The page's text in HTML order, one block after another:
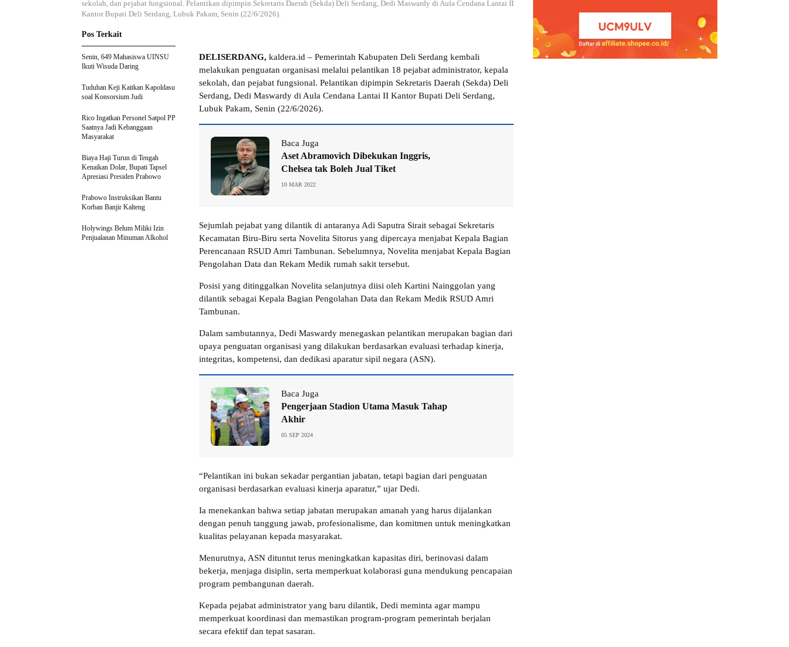
sekolah, dan pejabat fungsional. Pelantikan dipimpin Sekretaris Daerah (Sekda) Deli Serdang, Dedi Maswardy di Aula Cendana Lantai II
Kantor Bupati Deli Serdang, Lubuk Pakam, Senin (22/6/2026).
DELISERDANG, kaldera.id – Pemerintah Kabupaten Deli Serdang kembali
melakukan penguatan organisasi melalui pelantikan 18 pejabat administrator, kepala
sekolah, dan pejabat fungsional. Pelantikan dipimpin Sekretaris Daerah (Sekda) Deli
Serdang, Dedi Maswardy di Aula Cendana Lantai II Kantor Bupati Deli Serdang,
Lubuk Pakam, Senin (22/6/2026).
Baca Juga
Aset Abramovich Dibekukan Inggris,
Chelsea tak Boleh Jual Tiket
10 MAR 2022
Sejumlah pejabat yang dilantik di antaranya Adi Saputra Sirait sebagai Sekretaris
Kecamatan Biru-Biru serta Novelita Sitorus yang dipercaya menjabat Kepala Bagian
Perencanaan RSUD Amri Tambunan. Sebelumnya, Novelita menjabat Kepala Bagian
Pengolahan Data dan Rekam Medik rumah sakit tersebut.
Posisi yang ditinggalkan Novelita selanjutnya diisi oleh Kartini Nainggolan yang
dilantik sebagai Kepala Bagian Pengolahan Data dan Rekam Medik RSUD Amri
Tambunan.
Dalam sambutannya, Dedi Maswardy menegaskan pelantikan merupakan bagian dari
upaya penguatan organisasi yang dilakukan berdasarkan evaluasi terhadap kinerja,
integritas, kompetensi, dan dedikasi aparatur sipil negara (ASN).
Baca Juga
Pengerjaan Stadion Utama Masuk Tahap
Akhir
05 SEP 2024
“Pelantikan ini bukan sekadar pergantian jabatan, tetapi bagian dari penguatan
organisasi berdasarkan evaluasi kinerja aparatur,” ujar Dedi.
Ia menekankan bahwa setiap jabatan merupakan amanah yang harus dijalankan
dengan penuh tanggung jawab, profesionalisme, dan komitmen untuk meningkatkan
kualitas pelayanan kepada masyarakat.
Menurutnya, ASN dituntut terus meningkatkan kapasitas diri, berinovasi dalam
bekerja, menjaga disiplin, serta memperkuat kolaborasi guna mendukung pencapaian
program pembangunan daerah.
Kepada pejabat administrator yang baru dilantik, Dedi meminta agar mampu
memperkuat koordinasi dan memastikan program-program pemerintah berjalan
secara efektif dan tepat sasaran.
Pos Terkait
Senin, 649 Mahasiswa UINSU
Ikuti Wisuda Daring
Tuduhan Keji Kaitkan Kapoldasu
soal Konsorsium Judi
Rico Ingatkan Personel Satpol PP
Saatnya Jadi Kebanggaan
Masyarakat
Biaya Haji Turun di Tengah
Kenaikan Dolar, Bupati Tapsel
Apresiasi Presiden Prabowo
Prabowo Instruksikan Bantu
Korban Banjir Kalteng
Holywings Belum Miliki Izin
Penjualanan Minuman Alkohol